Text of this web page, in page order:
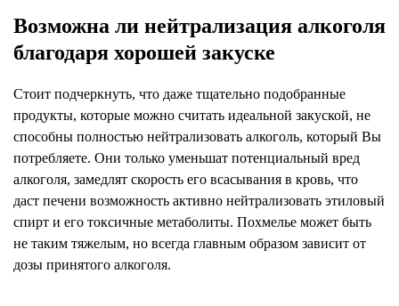
Возможна ли нейтрализация алкоголя
благодаря хорошей закуске
Стоит подчеркнуть, что даже тщательно подобранные
продукты, которые можно считать идеальной закуской, не
способны полностью нейтрализовать алкоголь, который Вы
потребляете. Они только уменьшат потенциальный вред
алкоголя, замедлят скорость его всасывания в кровь, что
даст печени возможность активно нейтрализовать этиловый
спирт и его токсичные метаболиты. Похмелье может быть
не таким тяжелым, но всегда главным образом зависит от
дозы принятого алкоголя.